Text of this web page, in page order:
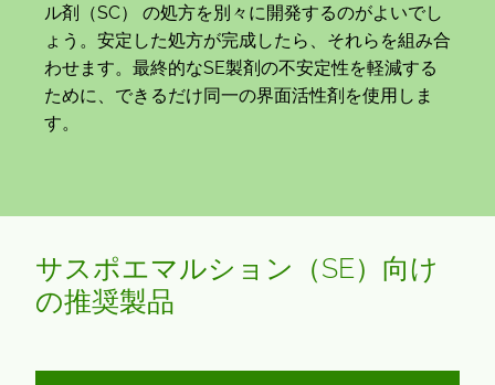
ル剤（SC） の処方を別々に開発するのがよいでし
ょう。安定した処方が完成したら、それらを組み合
わせます。最終的なSE製剤の不安定性を軽減する
ために、できるだけ同一の界面活性剤を使用しま
す。
サスポエマルション（SE）向け
の推奨製品